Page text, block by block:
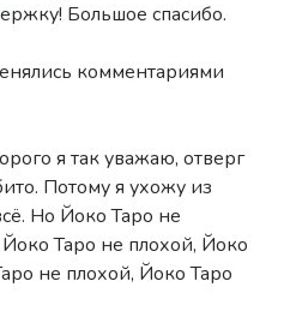
Большое спасибо.
комментариями
я так уважаю, отверг
Потому я ухожу из
Но Йоко Таро не
Таро не плохой, Йоко
не плохой, Йоко Таро